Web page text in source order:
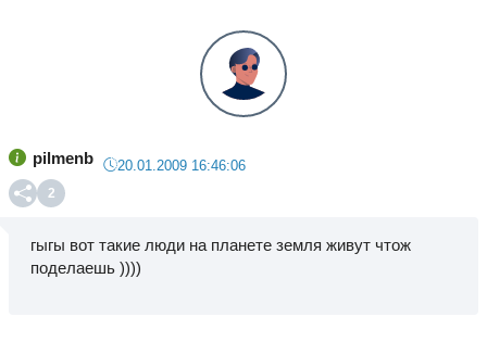
pilmenb 20.01.2009 16:46:06
2
гыгы вот такие люди на планете земля живут чтож
поделаешь ))))